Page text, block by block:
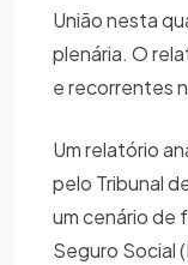
União nesta
plenária. O
e recorrentes
Um relatório
pelo Tribunal
um cenário de
Seguro Social